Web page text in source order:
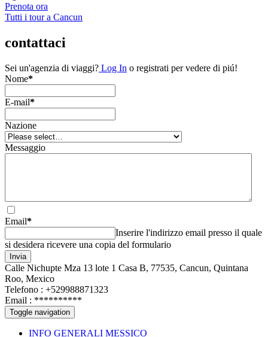
Prenota ora
Tutti i tour a Cancun
contattaci
Sei un'agenzia di viaggi? Log In o registrati per vedere di piú!
Nome*
E-mail*
Nazione
Messaggio
Email*
Inserire l'indirizzo email presso il quale
si desidera ricevere una copia del formulario
Invia
Calle Nichupte Mza 13 lote 1 Casa B, 77535, Cancun, Quintana
Roo, Mexico
Telefono : +529988871323
Email : **********
Toggle navigation
INFO GENERALI MESSICO